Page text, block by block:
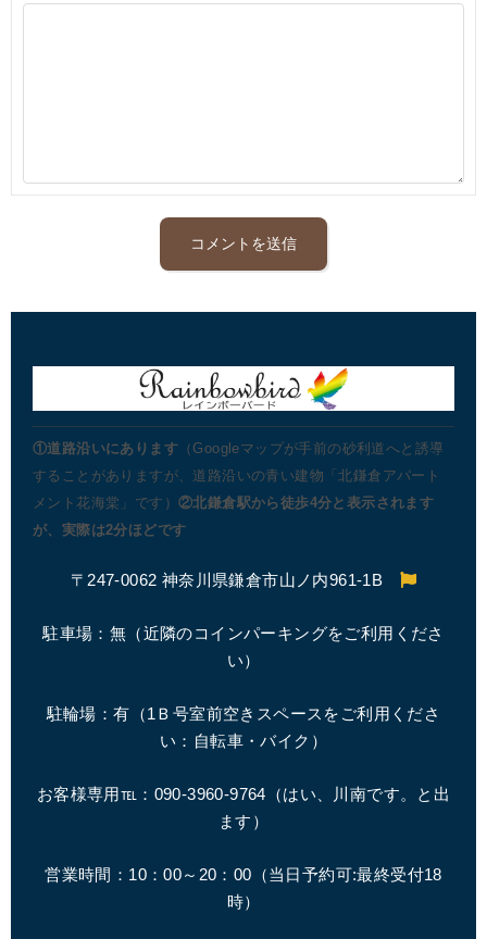
①道路沿いにあります （Googleマップが手前の砂利道へと誘導
することがありますが、道路沿いの青い建物「北鎌倉アパート
メント花海棠」です） ②北鎌倉駅から徒歩4分と表示されます
が、実際は2分ほどです
〒247-0062 神奈川県鎌倉市山ノ内961-1B
駐車場：無（近隣のコインパーキングをご利用くださ
い）
駐輪場：有（1Ｂ号室前空きスペースをご利用くださ
い：自転車・バイク）
お客様専用℡：090-3960-9764（はい、川南です。と出
ます）
営業時間：10：00～20：00（当日予約可:最終受付18
時）